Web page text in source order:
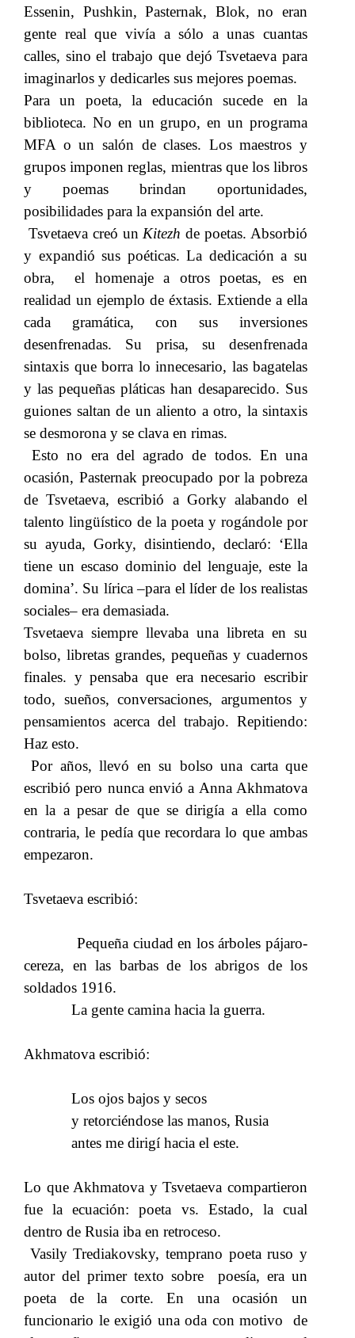
Essenin, Pushkin, Pasternak, Blok, no eran
gente real que vivía a sólo a unas cuantas
calles, sino el trabajo que dejó Tsvetaeva para
imaginarlos y dedicarles sus mejores poemas.
Para un poeta, la educación sucede en la
biblioteca. No en un grupo, en un programa
MFA o un salón de clases. Los maestros y
grupos imponen reglas, mientras que los libros
y poemas brindan oportunidades,
posibilidades para la expansión del arte.
Tsvetaeva creó un​​ Kitezh ​​ de poetas. Absorbió
y expandió sus poéticas. La dedicación a su
obra, el homenaje a otros poetas, es en
realidad un ejemplo de​​ éxtasis. Extiende a ella
cada gramática, con sus inversiones
desenfrenadas. Su prisa, su desenfrenada
sintaxis que borra lo innecesario, las bagatelas
y las pequeñas pláticas han desaparecido. Sus
guiones saltan de un aliento a otro, la sintaxis
se desmorona y se clava en rimas.
Esto no era del agrado de todos. En una
ocasión, Pasternak preocupado por la pobreza
de Tsvetaeva, escribió a Gorky alabando el
talento lingüístico de la poeta y rogándole por
su ayuda, Gorky, disintiendo, declaró: ‘Ella
tiene un escaso dominio del lenguaje, este la
domina’. Su lírica –para el líder de los realistas
sociales– era demasiada.
Tsvetaeva siempre llevaba una libreta en su
bolso, libretas grandes, pequeñas y cuadernos
finales. y pensaba que era necesario escribir
todo, sueños, conversaciones, argumentos y
pensamientos acerca del trabajo. Repitiendo:
Haz esto.
Por años, llevó en su bolso una carta que
escribió pero nunca envió a Anna Akhmatova
en la a pesar de que se dirigía a ella como
contraria, le pedía que recordara lo que ambas
empezaron.
Tsvetaeva escribió:
Pequeña ciudad en los árboles pájaro-
cereza, en las barbas de los abrigos de los
soldados 1916.
La gente camina hacia la guerra.
Akhmatova escribió:
Los ojos bajos y secos
y retorciéndose las manos, Rusia
antes me dirigí hacia el este.
Lo que Akhmatova y Tsvetaeva compartieron
fue la ecuación: poeta vs. Estado, la cual
dentro de Rusia iba en retroceso.
Vasily Trediakovsky, temprano poeta ruso y
autor del primer texto sobre poesía, era un
poeta de la corte. En una ocasión un
funcionario le exigió una oda con motivo de